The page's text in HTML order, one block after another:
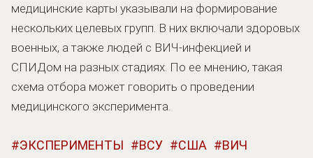
медицинские карты указывали на формирование
нескольких целевых групп. В них включали здоровых
военных, а также людей с ВИЧ-инфекцией и
СПИДом на разных стадиях. По ее мнению, такая
схема отбора может говорить о проведении
медицинского эксперимента.
ЭКСПЕРИМЕНТЫ ВСУ США
ВИЧ